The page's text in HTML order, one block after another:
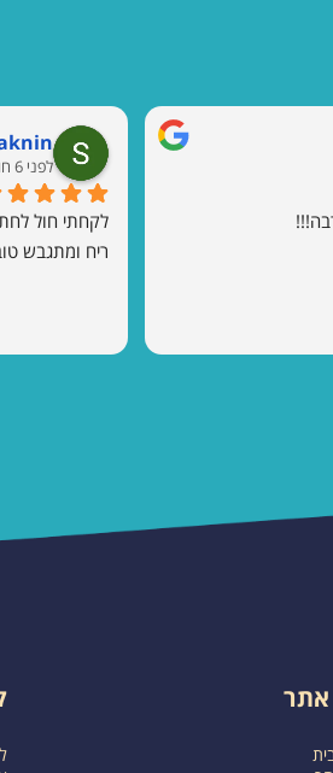
לפני 6 חודשים
ריח ומתגבש